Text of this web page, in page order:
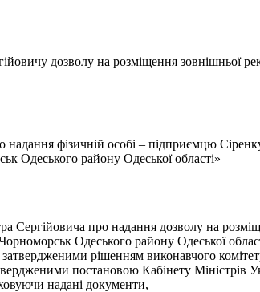
дозволу на розміщення зовнішньої
фізичній особі – підприємцю
Одеського району Одеської області»
Сергійовича про надання дозволу на
Одеського району Одеської
рішенням виконавчого
постановою Кабінету
надані документи,